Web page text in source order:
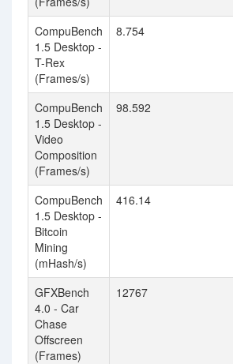
CompuBench
1.5 Desktop -
T-Rex
(Frames/s)
8.754
CompuBench
1.5 Desktop -
Video
Composition
(Frames/s)
98.592
CompuBench
1.5 Desktop -
Bitcoin
Mining
(mHash/s)
416.14
GFXBench
4.0 - Car
Chase
Offscreen
(Frames)
12767